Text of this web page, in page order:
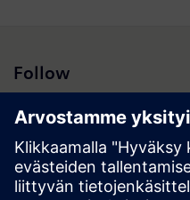
Follow
Hakutulokset | Yhtiö | Siemens